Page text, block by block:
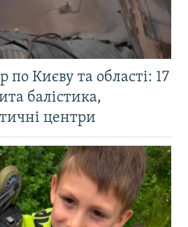
Києву та області: 17
балістика,
центри